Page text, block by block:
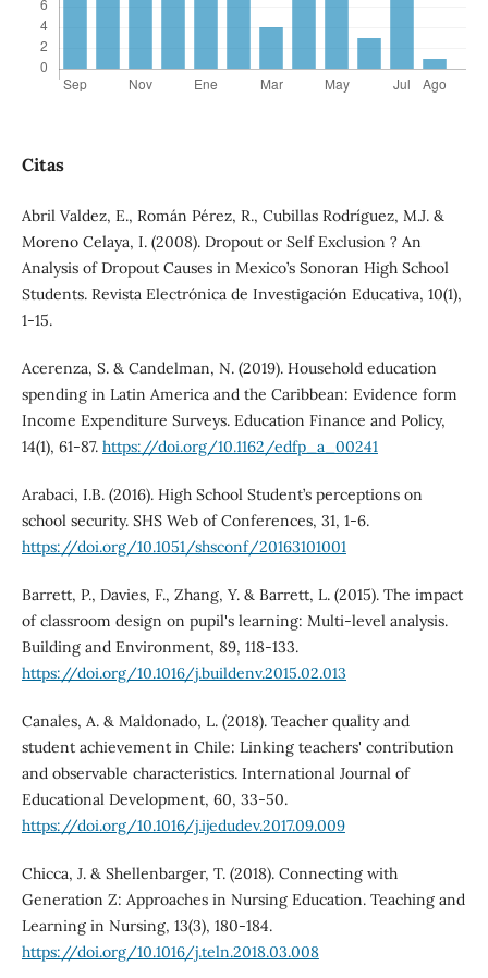
Citas
Abril Valdez, E., Román Pérez, R., Cubillas Rodríguez, M.J. &
Moreno Celaya, I. (2008). Dropout or Self Exclusion ? An
Analysis of Dropout Causes in Mexico’s Sonoran High School
Students. Revista Electrónica de Investigación Educativa, 10(1),
1-15.
Acerenza, S. & Candelman, N. (2019). Household education
spending in Latin America and the Caribbean: Evidence form
Income Expenditure Surveys. Education Finance and Policy,
14(1), 61-87. https://doi.org/10.1162/edfp_a_00241
Arabaci, I.B. (2016). High School Student’s perceptions on
school security. SHS Web of Conferences, 31, 1-6.
https://doi.org/10.1051/shsconf/20163101001
Barrett, P., Davies, F., Zhang, Y. & Barrett, L. (2015). The impact
of classroom design on pupil's learning: Multi-level analysis.
Building and Environment, 89, 118-133.
https://doi.org/10.1016/j.buildenv.2015.02.013
Canales, A. & Maldonado, L. (2018). Teacher quality and
student achievement in Chile: Linking teachers' contribution
and observable characteristics. International Journal of
Educational Development, 60, 33-50.
https://doi.org/10.1016/j.ijedudev.2017.09.009
Chicca, J. & Shellenbarger, T. (2018). Connecting with
Generation Z: Approaches in Nursing Education. Teaching and
Learning in Nursing, 13(3), 180-184.
https://doi.org/10.1016/j.teln.2018.03.008